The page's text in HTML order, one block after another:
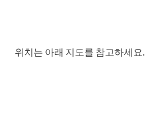
위치는 아래 지도를 참고하세요.